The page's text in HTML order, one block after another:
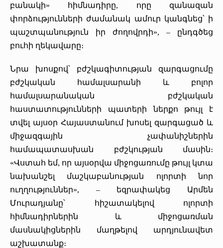
բանակի» հիմնադիրը, որը զանազան
փորձությունների ժամանակ ամուր կանգնեց՝ ի
պաշտպանություն իր ժողովրդի», – ընդգծեց
բուհի ղեկավարը։
Նրա խոսքով՝ բժշկագիտության զարգացումը
բժշկական համալսարանի և բոլոր
համալսարանական բժշկական
հաստատությունների պատերի ներքո թույլ է
տվել այսօր Հայաստանում խոսել զարգացած և
միջազգային չափանիշներին
համապատասխան բժշկության մասին։
«Վստահ եմ, որ այսօրվա միջոցառումը թույլ կտա
նախանշել մաշկաբանության ոլորտի նոր
ուղղություններ», – եզրափակեց Արմեն
Մուրադյանը՝ հիշատակելով ոլորտի
հիմնադիրներին և միջոցառման
մասնակիցներին մաղթելով արդյունավետ
աշխատանք։